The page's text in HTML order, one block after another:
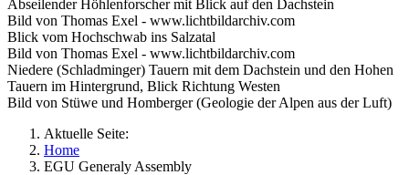
Abseilender Höhlenforscher mit Blick auf den Dachstein
Bild von Thomas Exel - www.lichtbildarchiv.com
Blick vom Hochschwab ins Salzatal
Bild von Thomas Exel - www.lichtbildarchiv.com
Niedere (Schladminger) Tauern mit dem Dachstein und den Hohen
Tauern im Hintergrund, Blick Richtung Westen
Bild von Stüwe und Homberger (Geologie der Alpen aus der Luft)
Aktuelle Seite:
Home
EGU Generaly Assembly